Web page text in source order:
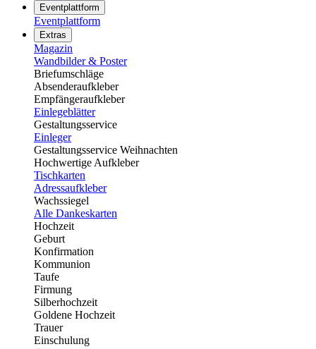
Eventplattform
Eventplattform
Extras
Magazin
Wandbilder & Poster
Briefumschläge
Absenderaufkleber
Empfängeraufkleber
Einlegeblätter
Gestaltungsservice
Einleger
Gestaltungsservice Weihnachten
Hochwertige Aufkleber
Tischkarten
Adressaufkleber
Wachssiegel
Alle Dankeskarten
Hochzeit
Geburt
Konfirmation
Kommunion
Taufe
Firmung
Silberhochzeit
Goldene Hochzeit
Trauer
Einschulung